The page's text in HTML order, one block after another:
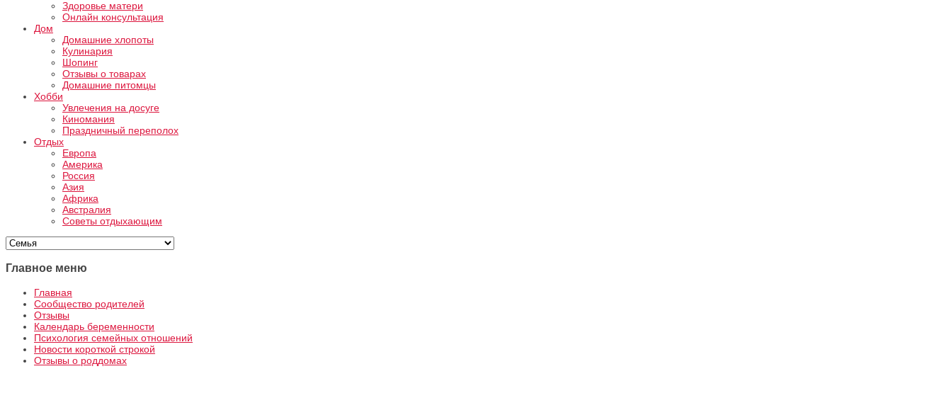
Здоровье матери
Онлайн консультация
Дом
Домашние хлопоты
Кулинария
Шопинг
Отзывы о товарах
Домашние питомцы
Хобби
Увлечения на досуге
Киномания
Праздничный переполох
Отдых
Европа
Америка
Россия
Азия
Африка
Австралия
Советы отдыхающим
Главное меню
Главная
Сообщество родителей
Отзывы
Календарь беременности
Психология семейных отношений
Новости короткой строкой
Отзывы о роддомах